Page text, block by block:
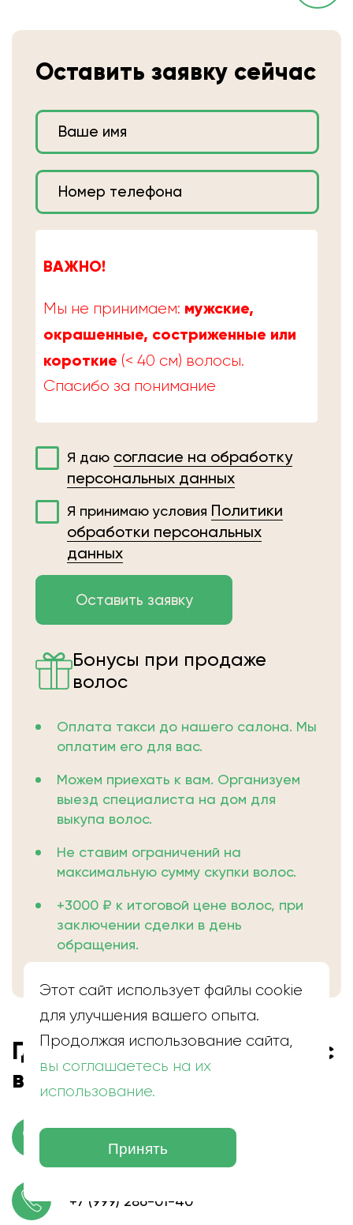
Оставить заявку сейчас
ВАЖНО!
Мы не принимаем: мужские,
окрашенные, состриженные или
короткие (< 40 см) волосы.
Спасибо за понимание
Я даю согласие на обработку
персональных данных
Я принимаю условия Политики
обработки персональных
данных
Бонусы при продаже
волос
Оплата такси до нашего салона. Мы
оплатим его для вас.
Можем приехать к вам. Организуем
выезд специалиста на дом для
выкупа волос.
Не ставим ограничений на
максимальную сумму скупки волос.
+3000 ₽ к итоговой цене волос, при
заключении сделки в день
обращения.
Где находится скупка волос
в Иваново
г. Иваново, ул. Палехская, 11а
+7 (999) 286-01-40
Этот сайт использует файлы cookie
для улучшения вашего опыта.
Продолжая использование сайта,
вы соглашаетесь на их
использование.
Принять